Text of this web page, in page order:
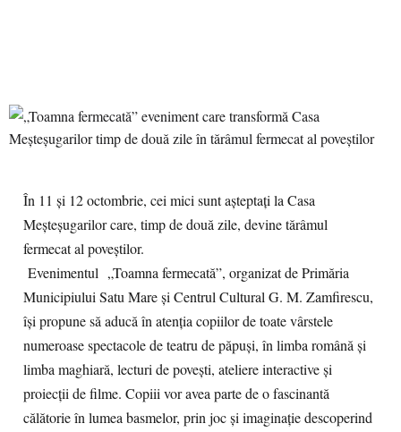
În 11 și 12 octombrie, cei mici sunt așteptați la Casa
Meșteșugarilor care, timp de două zile, devine tărâmul
fermecat al poveștilor.
Evenimentul „Toamna fermecată”, organizat de Primăria
Municipiului Satu Mare și Centrul Cultural G. M. Zamfirescu,
își propune să aducă în atenția copiilor de toate vârstele
numeroase spectacole de teatru de păpuși, în limba română și
limba maghiară, lecturi de povești, ateliere interactive și
proiecții de filme. Copiii vor avea parte de o fascinantă
călătorie în lumea basmelor, prin joc și imaginație descoperind